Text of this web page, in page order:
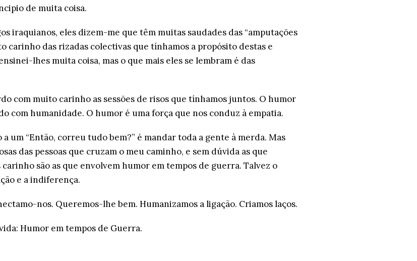
de muita coisa.
iraquianos, eles dizem-me que têm muitas saudades das “amputações
carinho das rizadas colectivas que tínhamos a propósito destas e
lhes muita coisa, mas o que mais eles se lembram é das
com muito carinho as sessões de risos que tínhamos juntos. O humor
com humanidade. O humor é uma força que nos conduz à empatia.
um “Então, correu tudo bem?” é mandar toda a gente à merda. Mas
das pessoas que cruzam o meu caminho, e sem dúvida as que
são as que envolvem humor em tempos de guerra. Talvez o
e a indiferença.
nos. Queremos-lhe bem. Humanizamos a ligação. Criamos laços.
Humor em tempos de Guerra.